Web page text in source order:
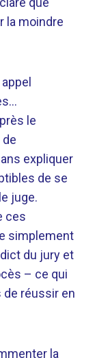
la moindre
le
expliquer
de se
juge.
ces
simplement
du jury et
– ce qui
de réussir en
la